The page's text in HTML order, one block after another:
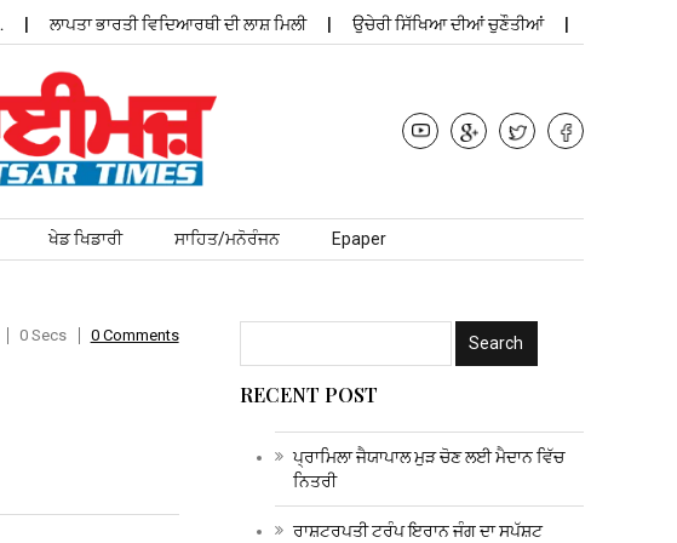
ਲਾਪਤਾ ਭਾਰਤੀ ਵਿਦਿਆਰਥੀ ਦੀ ਲਾਸ਼ ਮਿਲੀ ਉਚੇਰੀ ਸਿੱਖਿਆ ਦੀਆਂ ਚੁਣੌਤੀਆਂ
ਖੇਡ ਖਿਡਾਰੀ ਸਾਹਿਤ/ਮਨੋਰੰਜਨ Epaper
0 Secs 0 Comments
RECENT POST
ਪ੍ਰਾਮਿਲਾ ਜੈਯਾਪਾਲ ਮੁੜ ਚੋਣ ਲਈ ਮੈਦਾਨ ਵਿੱਚ
ਨਿਤਰੀ
ਰਾਸ਼ਟਰਪਤੀ ਟਰੰਪ ਇਰਾਨ ਜੰਗ ਦਾ ਸਪੱਸ਼ਟ